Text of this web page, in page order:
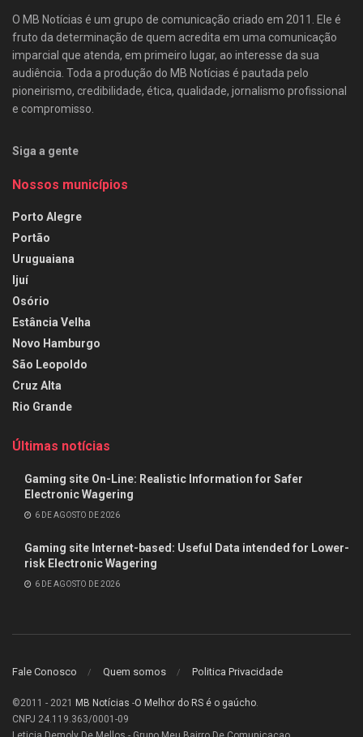
O MB Notícias é um grupo de comunicação criado em 2011. Ele é
fruto da determinação de quem acredita em uma comunicação
imparcial que atenda, em primeiro lugar, ao interesse da sua
audiência. Toda a produção do MB Notícias é pautada pelo
pioneirismo, credibilidade, ética, qualidade, jornalismo profissional
e compromisso.
Siga a gente
Nossos municípios
Porto Alegre
Portão
Uruguaiana
Ijuí
Osório
Estância Velha
Novo Hamburgo
São Leopoldo
Cruz Alta
Rio Grande
Últimas notícias
Gaming site On-Line: Realistic Information for Safer
Electronic Wagering
6 DE AGOSTO DE 2026
Gaming site Internet-based: Useful Data intended for Lower-
risk Electronic Wagering
6 DE AGOSTO DE 2026
Fale Conosco Quem somos Politica Privacidade
©2011 - 2021 MB Notícias -O Melhor do RS é o gaúcho.
CNPJ 24.119.363/0001-09